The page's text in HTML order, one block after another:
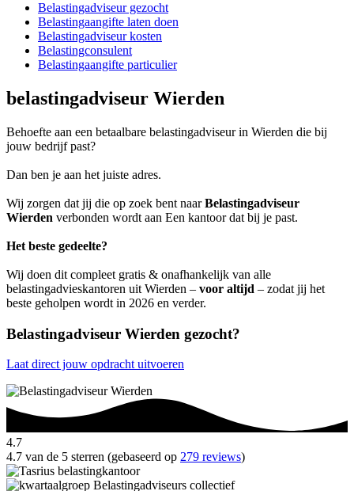
Belastingadviseur gezocht
Belastingaangifte laten doen
Belastingadviseur kosten
Belastingconsulent
Belastingaangifte particulier
belastingadviseur Wierden
Behoefte aan een betaalbare belastingadviseur in Wierden die bij
jouw bedrijf past?
Dan ben je aan het juiste adres.
Wij zorgen dat jij die op zoek bent naarBelastingadviseur
Wierden verbonden wordt aan Een kantoor dat bij je past.
Het beste gedeelte?
Wij doen dit compleet gratis & onafhankelijk van alle
belastingadvieskantoren uit Wierden – voor altijd – zodat jij het
beste geholpen wordt in 2026 en verder.
Belastingadviseur Wierden gezocht?
Laat direct jouw opdracht uitvoeren
4.7
4.7 van de 5 sterren (gebaseerd op 279 reviews)